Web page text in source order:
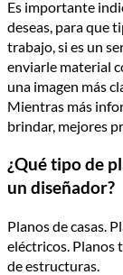
Es importante
deseas, para que
trabajo, si es un
enviarle material
una imagen más
Mientras más
brindar, mejores
¿Qué tipo de
un diseñador?
Planos de casas.
eléctricos. Planos
de estructuras.